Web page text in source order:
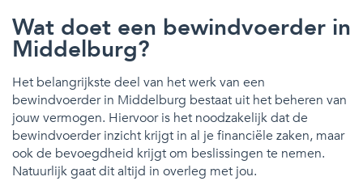
Wat doet een bewindvoerder in
Middelburg?
Het belangrijkste deel van het werk van een
bewindvoerder in Middelburg bestaat uit het beheren van
jouw vermogen. Hiervoor is het noodzakelijk dat de
bewindvoerder inzicht krijgt in al je financiële zaken, maar
ook de bevoegdheid krijgt om beslissingen te nemen.
Natuurlijk gaat dit altijd in overleg met jou.